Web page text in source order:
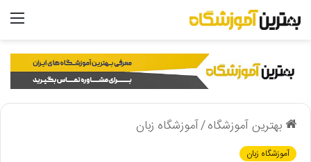
بهترین آموزشگاه/آموزشگاه زبان
آموزشگاه زبان